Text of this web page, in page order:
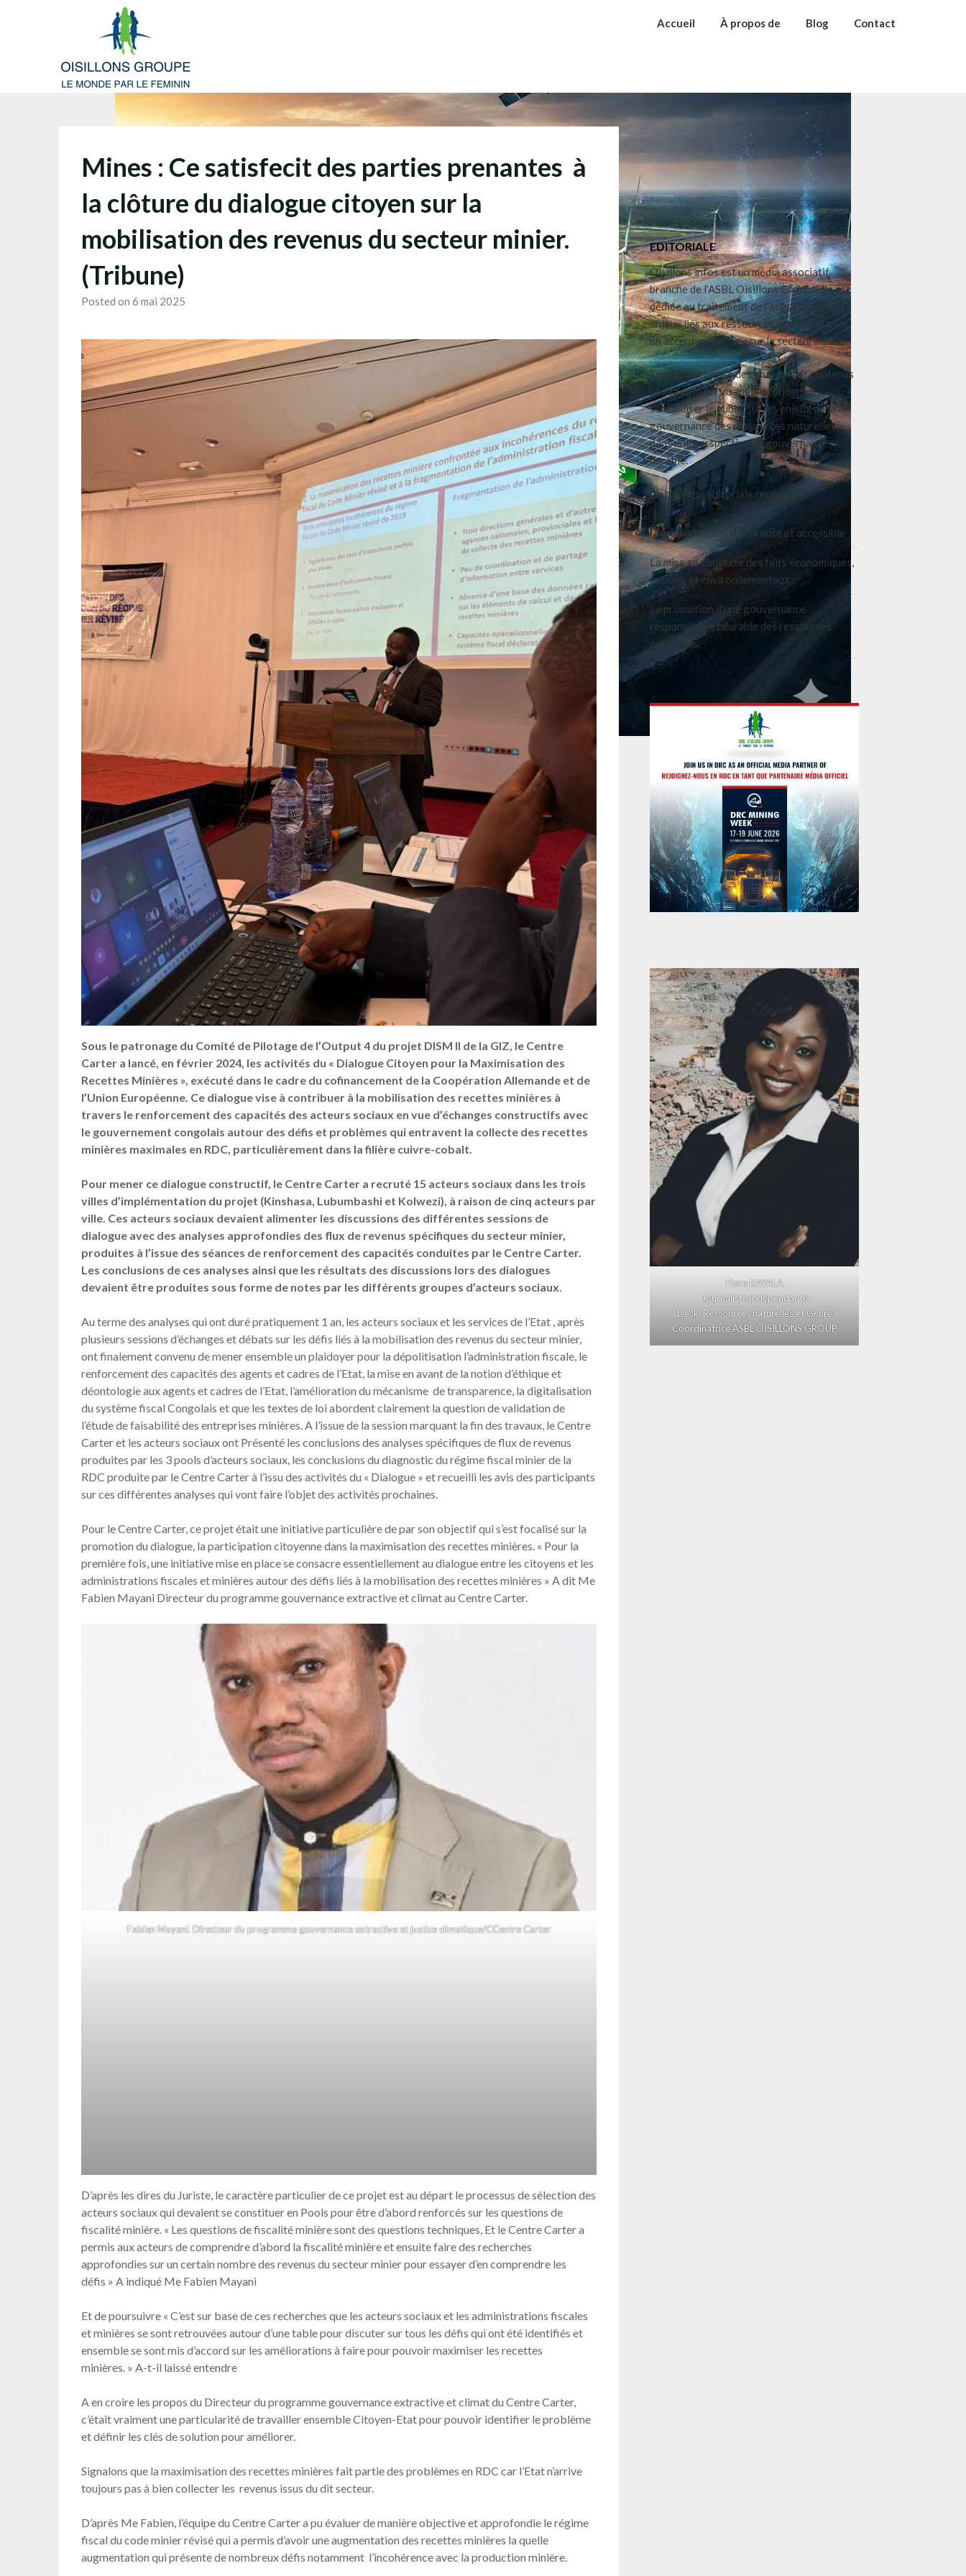
Accueil À propos de Blog Contact
Mines : Ce satisfecit des parties prenantes à
la clôture du dialogue citoyen sur la
mobilisation des revenus du secteur minier.
(Tribune)
Posted on 6 mai 2025
Sous le patronage du Comité de Pilotage de l’Output 4 du projet DISM II de la GIZ, le Centre
Carter a lancé, en février 2024, les activités du « Dialogue Citoyen pour la Maximisation des
Recettes Minières », exécuté dans le cadre du cofinancement de la Coopération Allemande et de
l’Union Européenne. Ce dialogue vise à contribuer à la mobilisation des recettes minières à
travers le renforcement des capacités des acteurs sociaux en vue d’échanges constructifs avec
le gouvernement congolais autour des défis et problèmes qui entravent la collecte des recettes
minières maximales en RDC, particulièrement dans la filière cuivre-cobalt.
Pour mener ce dialogue constructif, le Centre Carter a recruté 15 acteurs sociaux dans les trois
villes d’implémentation du projet (Kinshasa, Lubumbashi et Kolwezi), à raison de cinq acteurs par
ville. Ces acteurs sociaux devaient alimenter les discussions des différentes sessions de
dialogue avec des analyses approfondies des flux de revenus spécifiques du secteur minier,
produites à l’issue des séances de renforcement des capacités conduites par le Centre Carter.
Les conclusions de ces analyses ainsi que les résultats des discussions lors des dialogues
devaient être produites sous forme de notes par les différents groupes d’acteurs sociaux.
Au terme des analyses qui ont duré pratiquement 1 an, les acteurs sociaux et les services de l’Etat , après
plusieurs sessions d’échanges et débats sur les défis liés à la mobilisation des revenus du secteur minier,
ont finalement convenu de mener ensemble un plaidoyer pour la dépolitisation l’administration fiscale, le
renforcement des capacités des agents et cadres de l’Etat, la mise en avant de la notion d’éthique et
déontologie aux agents et cadres de l’Etat, l’amélioration du mécanisme de transparence, la digitalisation
du système fiscal Congolais et que les textes de loi abordent clairement la question de validation de
l’étude de faisabilité des entreprises minières. A l’issue de la session marquant la fin des travaux, le Centre
Carter et les acteurs sociaux ont Présenté les conclusions des analyses spécifiques de flux de revenus
produites par les 3 pools d’acteurs sociaux, les conclusions du diagnostic du régime fiscal minier de la
RDC produite par le Centre Carter à l’issu des activités du « Dialogue » et recueilli les avis des participants
sur ces différentes analyses qui vont faire l’objet des activités prochaines.
Pour le Centre Carter, ce projet était une initiative particulière de par son objectif qui s’est focalisé sur la
promotion du dialogue, la participation citoyenne dans la maximisation des recettes minières. « Pour la
première fois, une initiative mise en place se consacre essentiellement au dialogue entre les citoyens et les
administrations fiscales et minières autour des défis liés à la mobilisation des recettes minières » A dit Me
Fabien Mayani Directeur du programme gouvernance extractive et climat au Centre Carter.
Fabien Mayani. Directeur du programme gouvernance extractive et justice climatique/CCentre Carter
D’après les dires du Juriste, le caractère particulier de ce projet est au départ le processus de sélection des
acteurs sociaux qui devaient se constituer en Pools pour être d’abord renforcés sur les questions de
fiscalité minière. « Les questions de fiscalité minière sont des questions techniques, Et le Centre Carter a
permis aux acteurs de comprendre d’abord la fiscalité minière et ensuite faire des recherches
approfondies sur un certain nombre des revenus du secteur minier pour essayer d’en comprendre les
défis » A indiqué Me Fabien Mayani
Et de poursuivre « C’est sur base de ces recherches que les acteurs sociaux et les administrations fiscales
et minières se sont retrouvées autour d’une table pour discuter sur tous les défis qui ont été identifiés et
ensemble se sont mis d’accord sur les améliorations à faire pour pouvoir maximiser les recettes
minières. » A-t-il laissé entendre
A en croire les propos du Directeur du programme gouvernance extractive et climat du Centre Carter,
c’était vraiment une particularité de travailler ensemble Citoyen-Etat pour pouvoir identifier le problème
et définir les clés de solution pour améliorer.
Signalons que la maximisation des recettes minières fait partie des problèmes en RDC car l’Etat n’arrive
toujours pas à bien collecter les revenus issus du dit secteur.
D’après Me Fabien, l’équipe du Centre Carter a pu évaluer de manière objective et approfondie le régime
fiscal du code minier révisé qui a permis d’avoir une augmentation des recettes minières la quelle
augmentation qui présente de nombreux défis notamment l’incohérence avec la production minière.
EDITORIALE
Oisillons infos est un média associatif,
branche de l’ASBL Oisillons Group. Elle est
dédiée au traitement de l’actualité et des
enjeux liés aux ressources naturelles avec
un accent particulier sur le secteur média.
Le média propose des analyses et contenus
pédagogiques visant à informer et
sensibiliser le public sur les enjeux de la
gouvernance des ressources naturelles
dans une perspective de gouvernance
durable.
Notre ligne éditoriale repose sur:
Une information rigoureuse et accessible
La mise en contexte des faits économiques,
sociaux et environnementaux
La promotion d’une gouvernance
responsable et durable des ressources
naturelles.
Flore KAYALA
Journaliste indépendante
Desk: Ressources naturelles et Genre
Coordinatrice ASBL OISILLONS GROUP